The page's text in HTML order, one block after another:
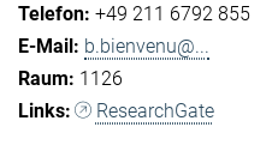
+49 211 6792 855
b.bienvenu@...
1126
ResearchGate